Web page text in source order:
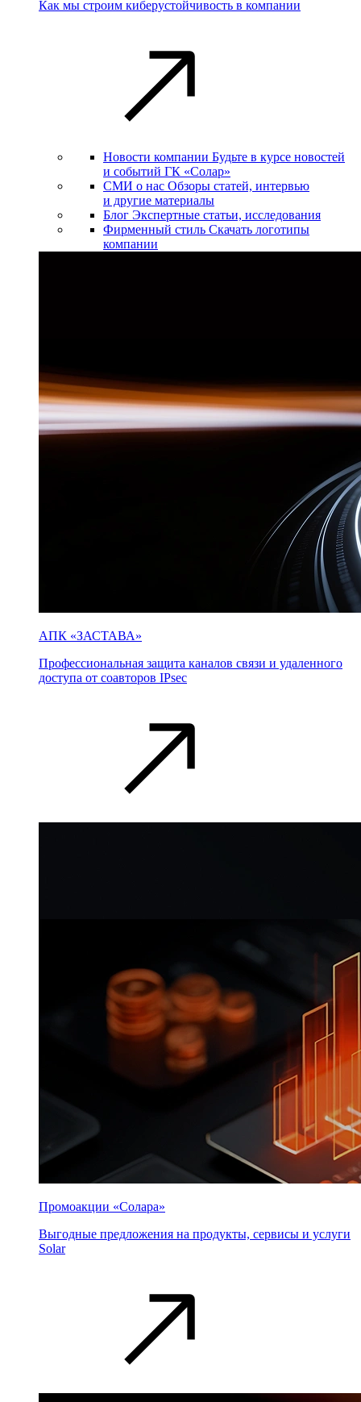
Как мы строим киберустойчивость в компании
Новости компании Будьте в курсе новостей
и событий ГК «Солар»
СМИ о нас Обзоры статей, интервью
и другие материалы
Блог Экспертные статьи, исследования
Фирменный стиль Скачать логотипы
компании
АПК «ЗАСТАВА»
Профессиональная защита каналов связи и удаленного
доступа от соавторов IPsec
Промоакции «Солара»
Выгодные предложения на продукты, сервисы и услуги
Solar